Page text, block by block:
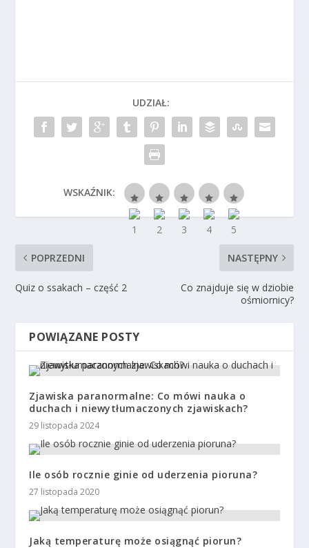
UDZIAŁ:
WSKAŹNIK:
POPRZEDNI
Quiz o ssakach – część 2
NASTĘPNY
Co znajduje się w dziobie
ośmiornicy?
POWIĄZANE POSTY
Zjawiska paranormalne: Co mówi nauka o
duchach i niewytłumaczonych zjawiskach?
29 listopada 2024
Ile osób rocznie ginie od uderzenia pioruna?
27 listopada 2020
Jaką temperaturę może osiągnąć piorun?